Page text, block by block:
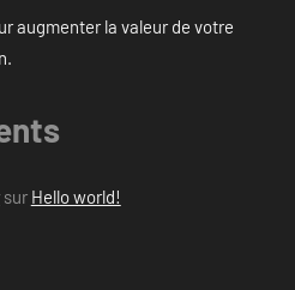
augmenter la valeur de votre
sur Hello world!